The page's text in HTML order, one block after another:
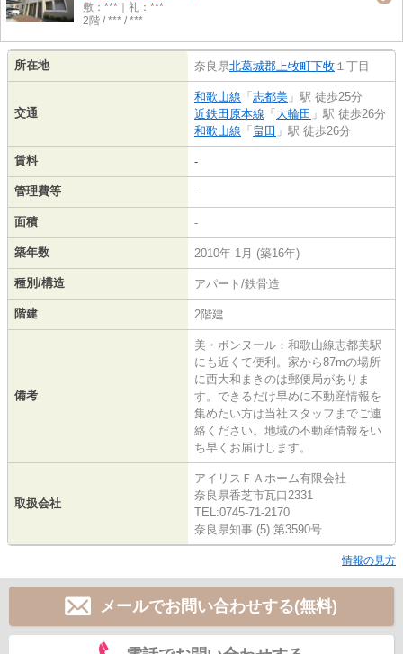
敷：***｜礼：***
2階 / *** / ***
所在地 奈良県北葛城郡上牧町下牧 １丁目
交通
和歌山線 「 志都美 」駅 徒歩25分
近鉄田原本線 「 大輪田 」駅 徒歩26分
和歌山線 「 畠田 」駅 徒歩26分
賃料 -
管理費等 -
面積 -
築年数 2010年 1月 (築16年)
種別/構造 アパート/鉄骨造
階建 2階建
備考
美・ボンヌール：和歌山線志都美駅
にも近くて便利。家から87mの場所
に西大和まきのは郵便局がありま
す。できるだけ早めに不動産情報を
集めたい方は当社スタッフまでご連
絡ください。地域の不動産情報をい
ち早くお届けします。
取扱会社
アイリスＦＡホーム有限会社
奈良県香芝市瓦口2331
TEL:0745-71-2170
奈良県知事 (5) 第3590号
情報の見方
メールでお問い合わせする(無料)